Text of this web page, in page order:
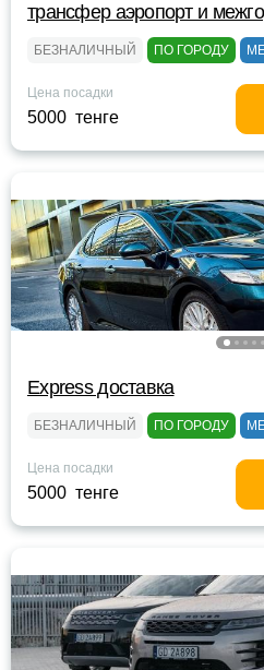
трансфер аэропорт и
БЕЗНАЛИЧНЫЙ ПО ГОРОДУ
Цена посадки
5000 тенге
Express доставка
БЕЗНАЛИЧНЫЙ ПО ГОРОДУ
Цена посадки
5000 тенге